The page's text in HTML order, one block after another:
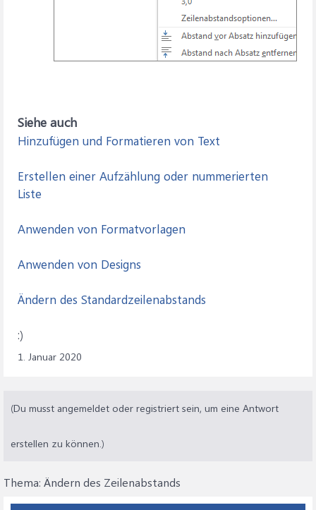
Siehe auch
Hinzufügen und Formatieren von Text
Erstellen einer Aufzählung oder nummerierten
Liste
Anwenden von Formatvorlagen
Anwenden von Designs
Ändern des Standardzeilenabstands
:)
1. Januar 2020
(Du musst angemeldet oder registriert sein, um eine Antwort
erstellen zu können.)
Thema: Ändern des Zeilenabstands